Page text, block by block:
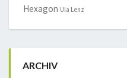
Hexagon Ula Lenz
ARCHIV